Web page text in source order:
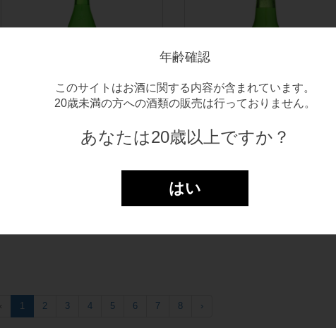
年齢確認
このサイトはお酒に関する内容が含まれています。
20歳未満の方への酒類の販売は行っておりません。
あなたは20歳以上ですか？
はい
白川郷 純米にごり酒 300ml
どぶろく祭にちなんで醸された白川郷
白川郷 純米にごり酒
180ml
どぶろく祭にちなんで醸された白川郷
は１級清酒の二倍もの酒造米を贅沢に
使った日本で…
1 2 3 4 5 6 7 8 ›